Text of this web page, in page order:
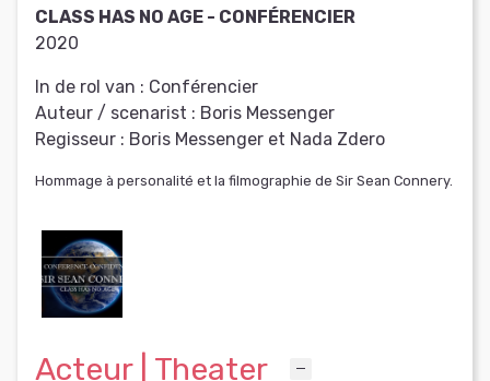
CLASS HAS NO AGE - CONFÉRENCIER
2020
In de rol van : Conférencier
Auteur / scenarist : Boris Messenger
Regisseur : Boris Messenger et Nada Zdero
Hommage à personalité et la filmographie de Sir Sean Connery.
Acteur | Theater